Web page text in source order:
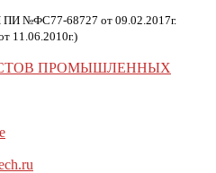
ПИ №ФС77-68727 от 09.02.2017г.
11.06.2010г.)
ПРОМЫШЛЕННЫХ